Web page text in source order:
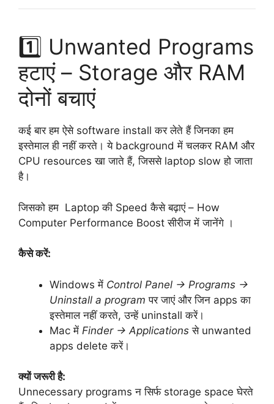
1️⃣ Unwanted Programs
हटाएं – Storage और RAM
दोनों बचाएं
कई बार हम ऐसे software install कर लेते हैं जिनका हम
इस्तेमाल ही नहीं करते। ये background में चलकर RAM और
CPU resources खा जाते हैं, जिससे laptop slow हो जाता
है।
जिसको हम Laptop की Speed कैसे बढ़ाएं – How
Computer Performance Boost सीरीज में जानेंगे ।
कैसे करें:
Windows में Control Panel → Programs →
Uninstall a program पर जाएं और जिन apps का
इस्तेमाल नहीं करते, उन्हें uninstall करें।
Mac में Finder → Applications से unwanted
apps delete करें।
क्यों जरूरी है:
Unnecessary programs न सिर्फ storage space घेरते